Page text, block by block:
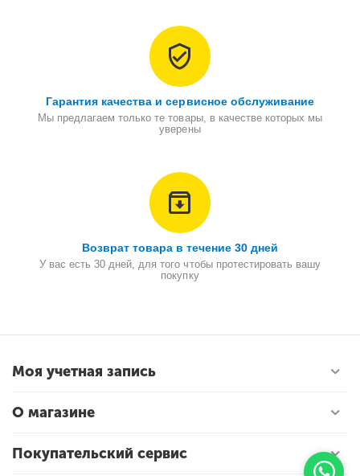
Гарантия качества и сервисное обслуживание
Мы предлагаем только те товары, в качестве которых мы
уверены
Возврат товара в течение 30 дней
У вас есть 30 дней, для того чтобы протестировать вашу
покупку
Моя учетная запись
О магазине
Покупательский сервис